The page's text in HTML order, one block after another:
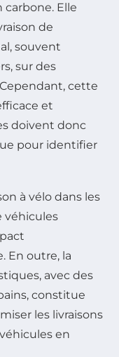
Elle
de
souvent
sur des
cette
et
doivent donc
pour identifier
à vélo dans les
véhicules
En outre, la
avec des
constitue
les livraisons
en